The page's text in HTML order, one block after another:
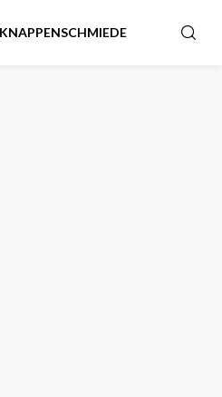
KNAPPENSCHMIEDE